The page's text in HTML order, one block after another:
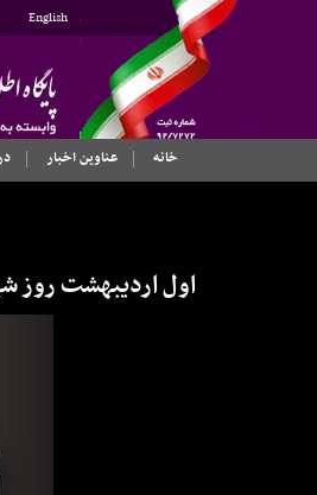
English
خانه
عناوین اخبار
اول اردیبهشت روز